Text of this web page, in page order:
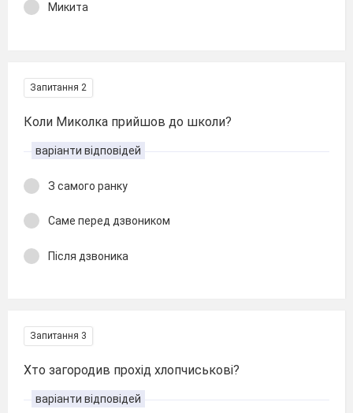
Микита
Запитання 2
Коли Миколка прийшов до школи?
варіанти відповідей
З самого ранку
Саме перед дзвоником
Після дзвоника
Запитання 3
Хто загородив прохід хлопчиськові?
варіанти відповідей